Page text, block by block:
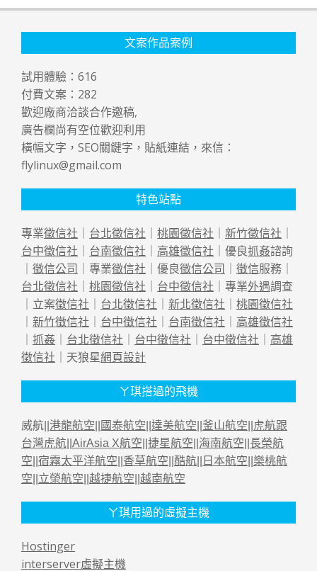
文案作品案例
試用體驗： 616
付費文案： 282
歡迎廠商洽談合作邀稿,
廣告欄尚有空位歡迎利用
橫幅文字，SEO關鍵字，貼紙連結，來信：
flylinux@gmail.com
特色站點
專業徵信社 ｜ 台北徵信社 ｜ 桃園徵信社 ｜ 新竹徵信社 ｜
台中徵信社 ｜ 台南徵信社 ｜ 高雄徵信社 ｜優良抓姦諮詢
｜ 徵信公司 ｜專業徵信社 ｜優良徵信公司 ｜ 徵信服務｜
台北徵信社 ｜ 桃園徵信社 ｜ 台中徵信社 ｜專業外遇調查
｜立案徵信社 ｜ 台北徵信社 ｜ 新北徵信社 ｜ 桃園徵信社
｜ 新竹徵信社 ｜ 台中徵信社 ｜ 台南徵信社 ｜ 高雄徵信社
｜ 抓姦 ｜ 台北徵信社 ｜ 台中徵信社 ｜ 台中徵信社 ｜ 高雄
徵信社 ｜天狼星網頁設計
ㄚ琪搭過的飛機
威航|| 港龍航空 國泰航空 達美航空 釜山航空
虎航跟
台灣虎航 AirAsia X航空 捷星航空 海南航空 長榮航
空 宿霧太平洋航空 香草航空 酷航 日本航空 樂桃航
空 立榮航空 越捷航空 越南航空
ㄚ琪用過的虛擬主機
Hostinger
interserver虛擬主機